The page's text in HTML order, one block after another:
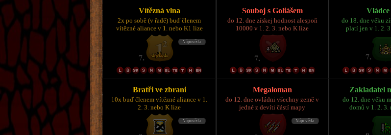
Vítězná vlna
2x po sobě (v řadě) buď členem
vítězné aliance v 1. nebo K1 lize
Souboj s Goliášem
do 12. dne získej hodnost alespoň
10000 v 1. 2. 3. nebo K lize
Vládce
do 18. dne věku
platí jen v 1. 2.
Bratři ve zbrani
10x buď členem vítězné aliance v 1.
2. 3. nebo K lize
Megaloman
do 12. dne ovládni všechny země v
jedné z devíti částí mapy
Zakladatel
do 12. dne věku
domů v 1. 2. 3.